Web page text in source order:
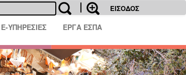
ΕΙΣΟΔΟΣ
E-ΥΠΗΡΕΣΙΕΣ ΕΡΓΑ ΕΣΠΑ